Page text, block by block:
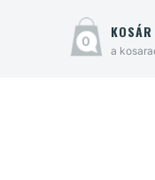
0 kosár
a